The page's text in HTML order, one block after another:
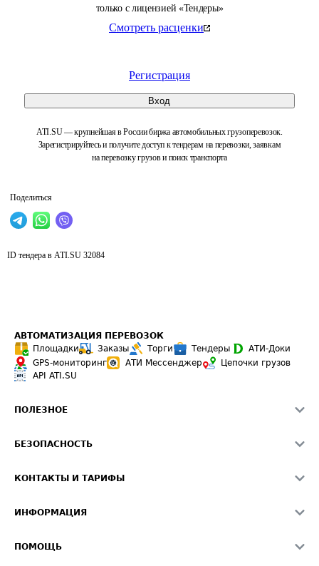
только с лицензией «Тендеры»
Смотреть расценки
Регистрация
Вход
ATI.SU — крупнейшая в России биржа автомобильных грузоперевозок.
Зарегистрируйтесь и получите доступ к тендерам на перевозки, заявкам
на перевозку грузов и поиск транспорта
Поделиться
ID тендера в ATI.SU 32084
АВТОМАТИЗАЦИЯ ПЕРЕВОЗОК
Площадки
Заказы Торги Тендеры
АТИ-Доки
GPS-мониторинг
АТИ Мессенджер
Цепочки грузов
API ATI.SU
ПОЛЕЗНОЕ
Звезды ATI.SU на вашем сайте
Средние ставки
БЕЗОПАСНОСТЬ
Светофор+
О формировании Паспорта
КОНТАКТЫ И ТАРИФЫ
Реклама на сайте
ИНФОРМАЦИЯ
ПОМОЩЬ